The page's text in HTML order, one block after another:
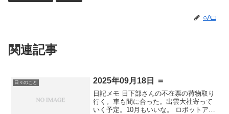
○A□
関連記事
日々のこと 2025年09月18日 ＝
日記メモ 日下部さんの不在票の荷物取り
行く。車も間に合った。出雲大社寄って
いく予定。10月もいいな。 ロボットアー